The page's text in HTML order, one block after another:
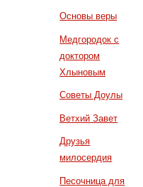
Основы веры
Медгородок с
доктором
Хлыновым
Советы Доулы
Ветхий Завет
Друзья
милосердия
Песочница для